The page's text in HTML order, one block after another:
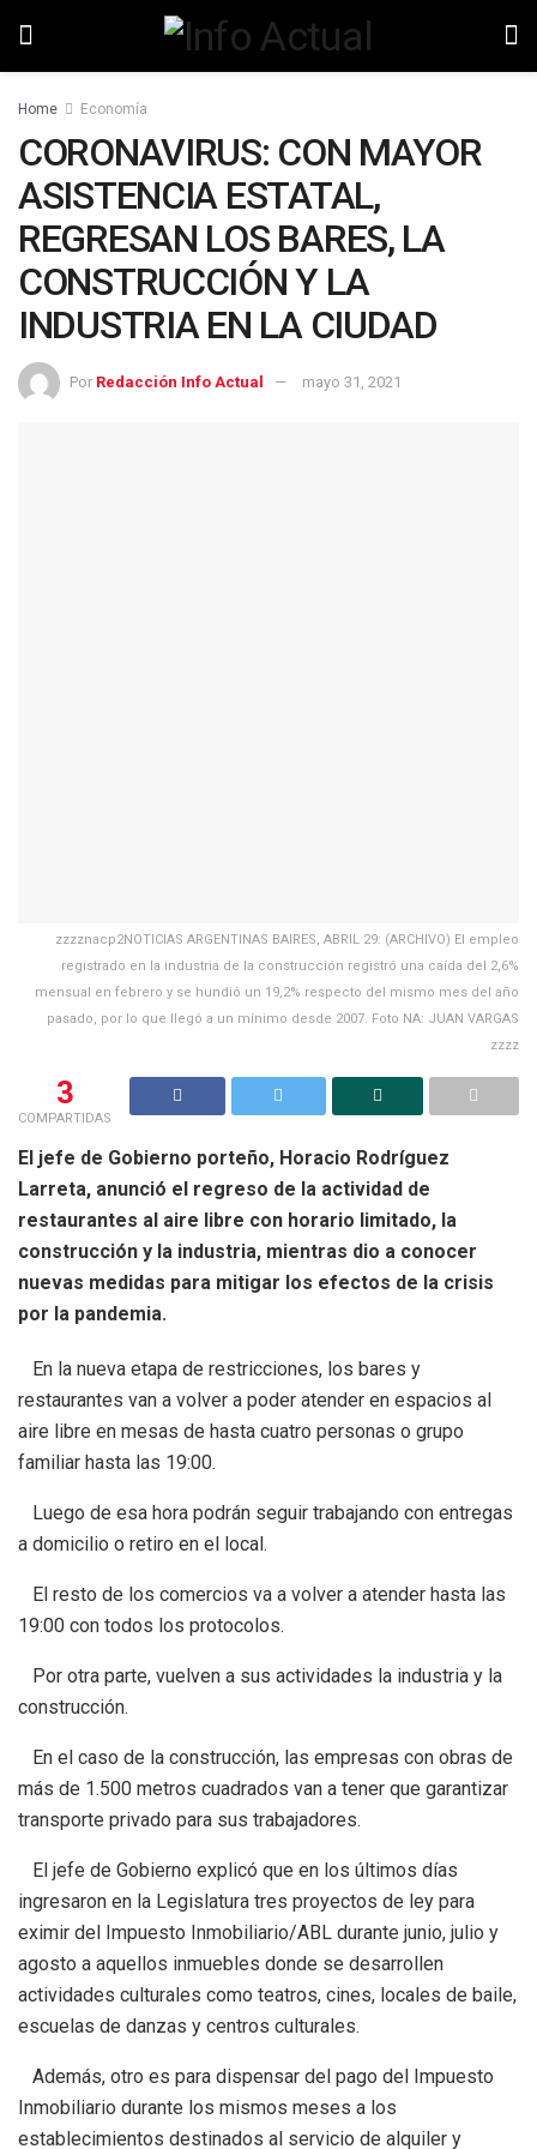
Home Economía
CORONAVIRUS: CON MAYOR
ASISTENCIA ESTATAL,
REGRESAN LOS BARES, LA
CONSTRUCCIÓN Y LA
INDUSTRIA EN LA CIUDAD
Por Redacción Info Actual mayo 31, 2021
zzzznacp2NOTICIAS ARGENTINAS BAIRES, ABRIL 29: (ARCHIVO) El empleo
registrado en la industria de la construcción registró una caída del 2,6%
mensual en febrero y se hundió un 19,2% respecto del mismo mes del año
pasado, por lo que llegó a un mínimo desde 2007. Foto NA: JUAN VARGAS
zzzz
3
COMPARTIDAS
El jefe de Gobierno porteño, Horacio Rodríguez
Larreta, anunció el regreso de la actividad de
restaurantes al aire libre con horario limitado, la
construcción y la industria, mientras dio a conocer
nuevas medidas para mitigar los efectos de la crisis
por la pandemia.
En la nueva etapa de restricciones, los bares y
restaurantes van a volver a poder atender en espacios al
aire libre en mesas de hasta cuatro personas o grupo
familiar hasta las 19:00.
Luego de esa hora podrán seguir trabajando con entregas
a domicilio o retiro en el local.
El resto de los comercios va a volver a atender hasta las
19:00 con todos los protocolos.
Por otra parte, vuelven a sus actividades la industria y la
construcción.
En el caso de la construcción, las empresas con obras de
más de 1.500 metros cuadrados van a tener que garantizar
transporte privado para sus trabajadores.
El jefe de Gobierno explicó que en los últimos días
ingresaron en la Legislatura tres proyectos de ley para
eximir del Impuesto Inmobiliario/ABL durante junio, julio y
agosto a aquellos inmuebles donde se desarrollen
actividades culturales como teatros, cines, locales de baile,
escuelas de danzas y centros culturales.
Además, otro es para dispensar del pago del Impuesto
Inmobiliario durante los mismos meses a los
establecimientos destinados al servicio de alquiler y